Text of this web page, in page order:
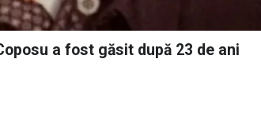
a fost găsit după 23 de ani